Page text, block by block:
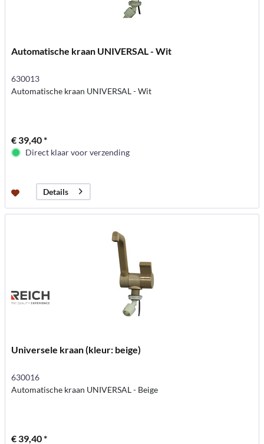
Automatische kraan UNIVERSAL - Wit
630013
Automatische kraan UNIVERSAL - Wit
€ 39,40 *
Direct klaar voor verzending
Details
Universele kraan (kleur: beige)
630016
Automatische kraan UNIVERSAL - Beige
€ 39,40 *